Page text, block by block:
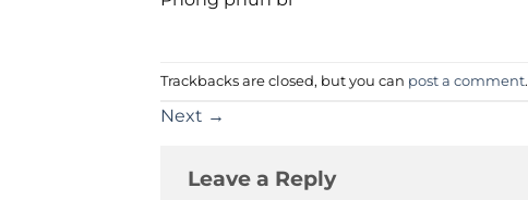
Trackbacks are closed, but you can post a comment.
Next →
Leave a Reply